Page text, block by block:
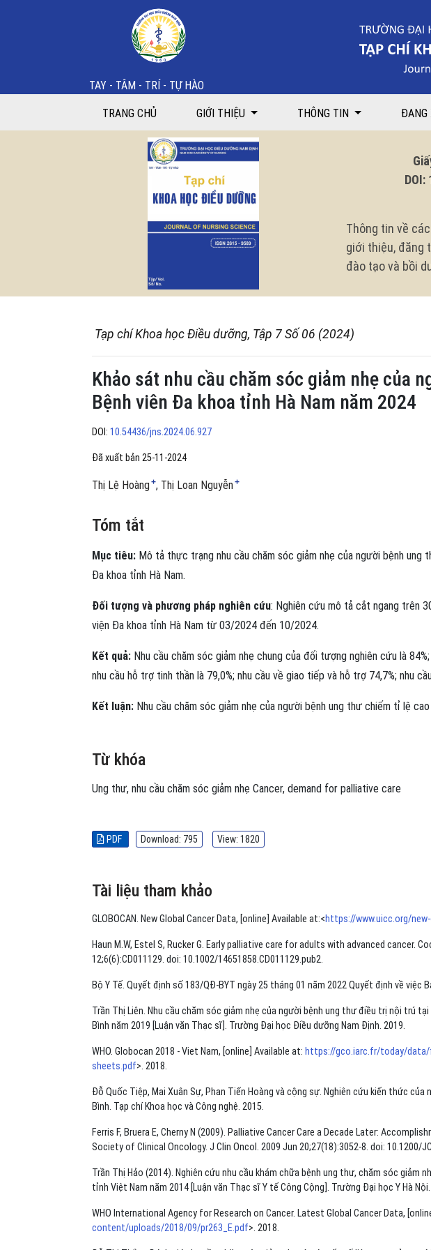
Khảo sát nhu cầu chăm sóc giảm nhẹ của người bệnh ung thư điều trị nội trú tại
TAY - TÂM - TRÍ - TỰ HÀO
TRANG CHỦ GIỚI THIỆU THÔNG TIN ĐANG
Giấy phép
DOI:
Thông tin về
giới thiệu, đăng
đào tạo và bồi
Tạp chí Khoa học Điều dưỡng, Tập 7 Số 06 (2024)
Khảo sát nhu cầu chăm sóc giảm nhẹ của
Bệnh viên Đa khoa tỉnh Hà Nam năm 2024
DOI: 10.54436/jns.2024.06.927
Đã xuất bản 25-11-2024
Thị Lệ Hoàng+ Thị Loan Nguyễn+
Tóm tắt
Mục tiêu: Mô tả thực trạng nhu cầu chăm sóc giảm nhẹ của người bệnh
Đa khoa tỉnh Hà Nam.
Đối tượng và phương pháp nghiên cứu: Nghiên cứu mô tả cắt ngang trên
viện Đa khoa tỉnh Hà Nam từ 03/2024 đến 10/2024.
Kết quả: Nhu cầu chăm sóc giảm nhẹ chung của đối tượng nghiên cứu là
nhu cầu hỗ trợ tinh thần là 79,0%; nhu cầu về giao tiếp và hỗ trợ 74,7%; nhu
Kết luận: Nhu cầu chăm sóc giảm nhẹ của người bệnh ung thư chiếm tỉ lệ cao
Từ khóa
Ung thư, nhu cầu chăm sóc giảm nhẹ Cancer, demand for palliative care
PDF Download: 795 View: 1820
Tài liệu tham khảo
GLOBOCAN. New Global Cancer Data, [online] Available at:<https://www.uicc.org/
Haun M.W, Estel S, Rucker G. Early palliative care for adults with advanced cancer.
12;6(6):CD011129. doi: 10.1002/14651858.CD011129.pub2.
Bộ Y Tế. Quyết định số 183/QĐ-BYT ngày 25 tháng 01 năm 2022 Quyết định về việc
Trần Thị Liên. Nhu cầu chăm sóc giảm nhẹ của người bệnh ung thư điều trị nội trú
Bình năm 2019 [Luận văn Thạc sĩ]. Trường Đại học Điều dưỡng Nam Định. 2019.
WHO. Globocan 2018 - Viet Nam, [online] Available at: https://gco.iarc.fr/today/
sheets.pdf>. 2018.
Đỗ Quốc Tiệp, Mai Xuân Sự, Phan Tiến Hoàng và cộng sự. Nghiên cứu kiến thức
Bình. Tạp chí Khoa học và Công nghệ. 2015.
Ferris F, Bruera E, Cherny N (2009). Palliative Cancer Care a Decade Later:
Society of Clinical Oncology. J Clin Oncol. 2009 Jun 20;27(18):3052-8. doi: 10.1200/
Trần Thị Hảo (2014). Nghiên cứu nhu cầu khám chữa bệnh ung thư, chăm sóc giảm
tỉnh Việt Nam năm 2014 [Luận văn Thạc sĩ Y tế Công Cộng]. Trường Đại học Y Hà Nội.
WHO International Agency for Research on Cancer. Latest Global Cancer Data,
content/uploads/2018/09/pr263_E.pdf>. 2018.